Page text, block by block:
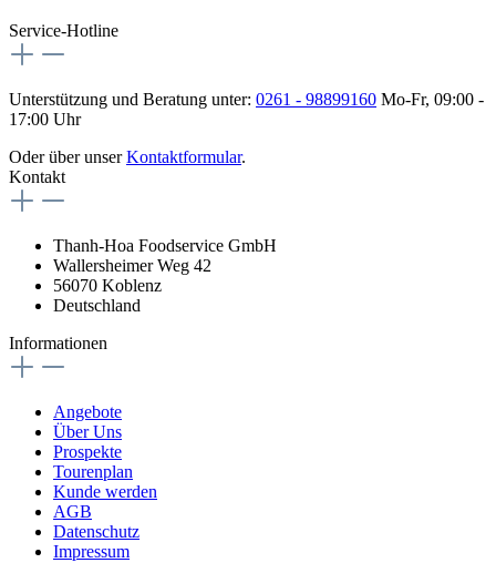
Service-Hotline
Unterstützung und Beratung unter: 0261 - 98899160 Mo-Fr, 09:00 -
17:00 Uhr
Oder über unserKontaktformular.
Kontakt
Thanh-Hoa Foodservice GmbH
Wallersheimer Weg 42
56070 Koblenz
Deutschland
Informationen
Angebote
Über Uns
Prospekte
Tourenplan
Kunde werden
AGB
Datenschutz
Impressum